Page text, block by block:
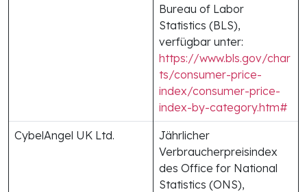
Bureau of Labor
Statistics (BLS),
verfügbar unter:
https://www.bls.gov/char
ts/consumer-price-
index/consumer-price-
index-by-category.htm#
CybelAngel UK Ltd.
Jährlicher
Verbraucherpreisindex
des Office for National
Statistics (ONS),